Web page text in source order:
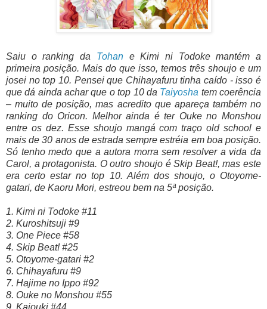
Saiu o ranking da Tohane Kimi ni Todoke mantém a
primeira posição. Mais do que isso, temos três shoujo e um
josei no top 10. Pensei que Chihayafuru tinha caído - isso é
que dá ainda achar que o top 10 da Taiyosha tem coerência
– muito de posição, mas acredito que apareça também no
ranking do Oricon. Melhor ainda é ter Ouke no Monshou
entre os dez. Esse shoujo mangá com traço old school e
mais de 30 anos de estrada sempre estréia em boa posição.
Só tenho medo que a autora morra sem resolver a vida da
Carol, a protagonista. O outro shoujo é Skip Beat!, mas este
era certo estar no top 10. Além dos shoujo, o Otoyome-
gatari, de Kaoru Mori, estreou bem na 5ª posição.
1. Kimi ni Todoke #11
2. Kuroshitsuji #9
3. One Piece #58
4. Skip Beat! #25
5. Otoyome-gatari #2
6. Chihayafuru #9
7. Hajime no Ippo #92
8. Ouke no Monshou #55